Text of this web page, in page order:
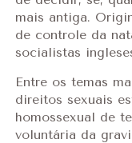
mais antiga.
de controle da
socialistas
Entre os temas
direitos sexuais
homossexual de
voluntária da